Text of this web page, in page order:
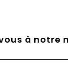
à notre